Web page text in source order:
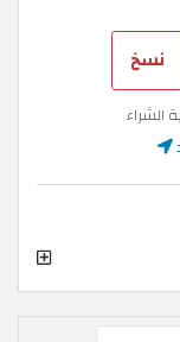
نسخ
الشراء